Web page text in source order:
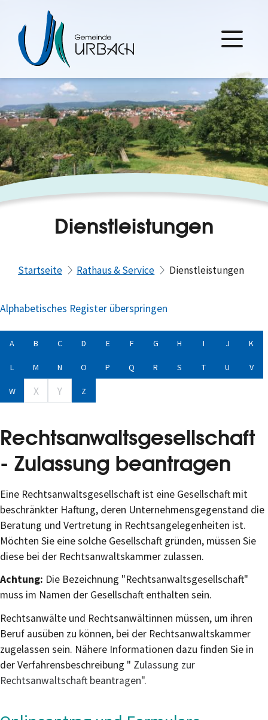
Dienstleistungen
Startseite Rathaus & Service Dienstleistungen
Alphabetisches Register überspringen
A B C D E F G H I J K
L M N O P Q R S T U V
W X Y Z
Rechtsanwaltsgesellschaft
- Zulassung beantragen
Eine Rechtsanwaltsgesellschaft ist eine Gesellschaft mit
beschränkter Haftung, deren Unternehmensgegenstand die
Beratung und Vertretung in Rechtsangelegenheiten ist.
Möchten Sie eine solche Gesellschaft gründen, müssen Sie
diese bei der Rechtsanwaltskammer zulassen.
Achtung: Die Bezeichnung "Rechtsanwaltsgesellschaft"
muss im Namen der Gesellschaft enthalten sein.
Rechtsanwälte und Rechtsanwältinnen müssen, um ihren
Beruf ausüben zu können, bei der Rechtsanwaltskammer
zugelassen sein. Nähere Informationen dazu finden Sie in
der Verfahrensbeschreibung " Zulassung zur
Rechtsanwaltschaft beantragen".